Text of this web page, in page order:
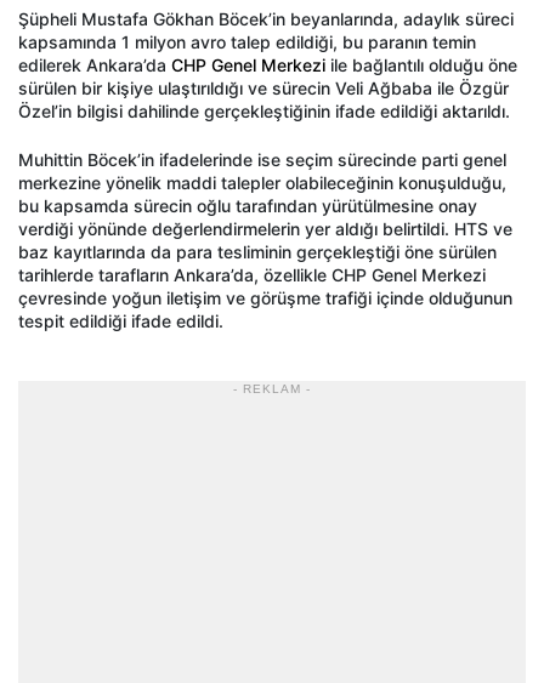
Şüpheli Mustafa Gökhan Böcek’in beyanlarında, adaylık süreci
kapsamında 1 milyon avro talep edildiği, bu paranın temin
edilerek Ankara’da CHP Genel Merkezi ile bağlantılı olduğu öne
sürülen bir kişiye ulaştırıldığı ve sürecin Veli Ağbaba ile Özgür
Özel’in bilgisi dahilinde gerçekleştiğinin ifade edildiği aktarıldı.
Muhittin Böcek’in ifadelerinde ise seçim sürecinde parti genel
merkezine yönelik maddi talepler olabileceğinin konuşulduğu,
bu kapsamda sürecin oğlu tarafından yürütülmesine onay
verdiği yönünde değerlendirmelerin yer aldığı belirtildi. HTS ve
baz kayıtlarında da para tesliminin gerçekleştiği öne sürülen
tarihlerde tarafların Ankara’da, özellikle CHP Genel Merkezi
çevresinde yoğun iletişim ve görüşme trafiği içinde olduğunun
tespit edildiği ifade edildi.
- REKLAM -